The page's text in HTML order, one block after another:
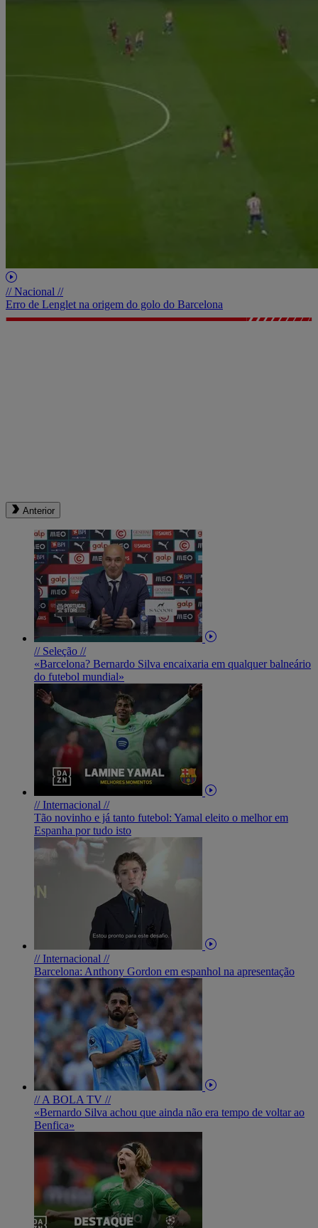
// Nacional //
Erro de Lenglet na origem do golo do Barcelona
Anterior
// Seleção //
«Barcelona? Bernardo Silva encaixaria em qualquer balneário
do futebol mundial»
// Internacional //
Tão novinho e já tanto futebol: Yamal eleito o melhor em
Espanha por tudo isto
// Internacional //
Barcelona: Anthony Gordon em espanhol na apresentação
// A BOLA TV //
«Bernardo Silva achou que ainda não era tempo de voltar ao
Benfica»